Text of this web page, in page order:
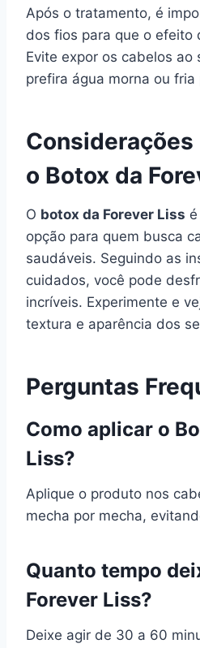
Após o tratamento, é
dos fios para que o efeito
Evite expor os cabelos ao
prefira água morna ou fria
Considerações
o Botox da
O botox da Forever Liss
opção para quem busca
saudáveis. Seguindo as
cuidados, você pode
incríveis. Experimente e
textura e aparência dos
Perguntas
Como aplicar o
Liss?
Aplique o produto nos
mecha por mecha,
Quanto tempo
Forever Liss?
Deixe agir de 30 a 60